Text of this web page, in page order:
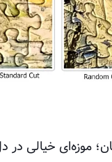
موزه‌ای خیالی